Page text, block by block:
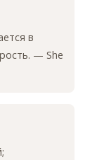
в
— She